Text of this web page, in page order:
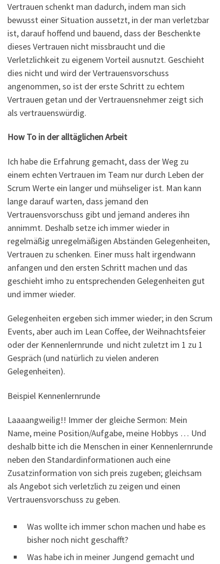
Vertrauen schenkt man dadurch, indem man sich
bewusst einer Situation aussetzt, in der man verletzbar
ist, darauf hoffend und bauend, dass der Beschenkte
dieses Vertrauen nicht missbraucht und die
Verletzlichkeit zu eigenem Vorteil ausnutzt. Geschieht
dies nicht und wird der Vertrauensvorschuss
angenommen, so ist der erste Schritt zu echtem
Vertrauen getan und der Vertrauensnehmer zeigt sich
als vertrauenswürdig.
How To in der alltäglichen Arbeit
Ich habe die Erfahrung gemacht, dass der Weg zu
einem echten Vertrauen im Team nur durch Leben der
Scrum Werte ein langer und mühseliger ist. Man kann
lange darauf warten, dass jemand den
Vertrauensvorschuss gibt und jemand anderes ihn
annimmt. Deshalb setze ich immer wieder in
regelmäßig unregelmäßigen Abständen Gelegenheiten,
Vertrauen zu schenken. Einer muss halt irgendwann
anfangen und den ersten Schritt machen und das
geschieht imho zu entsprechenden Gelegenheiten gut
und immer wieder.
Gelegenheiten ergeben sich immer wieder; in den Scrum
Events, aber auch im Lean Coffee, der Weihnachtsfeier
oder der Kennenlernrunde und nicht zuletzt im 1 zu 1
Gespräch (und natürlich zu vielen anderen
Gelegenheiten).
Beispiel Kennenlernrunde
Laaaangweilig!! Immer der gleiche Sermon: Mein
Name, meine Position/Aufgabe, meine Hobbys … Und
deshalb bitte ich die Menschen in einer Kennenlernrunde
neben den Standardinformationen auch eine
Zusatzinformation von sich preis zugeben; gleichsam
als Angebot sich verletzlich zu zeigen und einen
Vertrauensvorschuss zu geben.
Was wollte ich immer schon machen und habe es
bisher noch nicht geschafft?
Was habe ich in meiner Jungend gemacht und